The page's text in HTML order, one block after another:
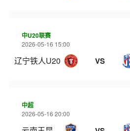
中U20联赛
2026-05-16 15:00
辽宁铁人U20 VS
中超
2026-05-16 20:00